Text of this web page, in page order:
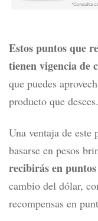
Estos puntos que
tienen vigencia de
que puedes
producto que desees.
Una ventaja de este
basarse en pesos
recibirás en puntos
cambio del dólar,
recompensas en